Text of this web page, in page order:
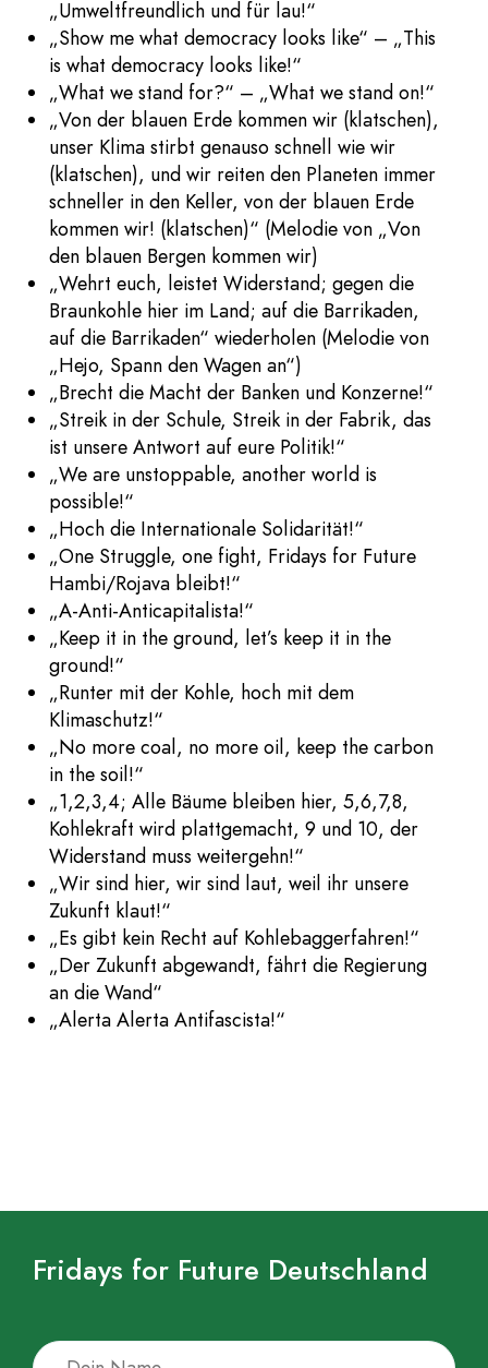
„Umweltfreundlich und für lau!“
„Show me what democracy looks like“ – „This
is what democracy looks like!“
„What we stand for?“ – „What we stand on!“
„Von der blauen Erde kommen wir (klatschen),
unser Klima stirbt genauso schnell wie wir
(klatschen), und wir reiten den Planeten immer
schneller in den Keller, von der blauen Erde
kommen wir! (klatschen)“ (Melodie von „Von
den blauen Bergen kommen wir)
„Wehrt euch, leistet Widerstand; gegen die
Braunkohle hier im Land; auf die Barrikaden,
auf die Barrikaden“ wiederholen (Melodie von
„Hejo, Spann den Wagen an“)
„Brecht die Macht der Banken und Konzerne!“
„Streik in der Schule, Streik in der Fabrik, das
ist unsere Antwort auf eure Politik!“
„We are unstoppable, another world is
possible!“
„Hoch die Internationale Solidarität!“
„One Struggle, one fight, Fridays for Future
Hambi/Rojava bleibt!“
„A-Anti-Anticapitalista!“
„Keep it in the ground, let’s keep it in the
ground!“
„Runter mit der Kohle, hoch mit dem
Klimaschutz!“
„No more coal, no more oil, keep the carbon
in the soil!“
„1,2,3,4; Alle Bäume bleiben hier, 5,6,7,8,
Kohlekraft wird plattgemacht, 9 und 10, der
Widerstand muss weitergehn!“
„Wir sind hier, wir sind laut, weil ihr unsere
Zukunft klaut!“
„Es gibt kein Recht auf Kohlebaggerfahren!“
„Der Zukunft abgewandt, fährt die Regierung
an die Wand“
„Alerta Alerta Antifascista!“
Fridays for Future Deutschland